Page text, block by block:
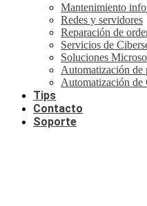
Mantenimiento
Redes y servidores
Reparación de
Servicios de
Soluciones
Automatización de
Automatización de
Tips
Contacto
Soporte